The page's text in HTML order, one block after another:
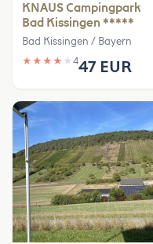
KNAUS Campingpark
Bad Kissingen *****
Bad Kissingen / Bayern
★ ★ ★ ★ ★ 447 EUR